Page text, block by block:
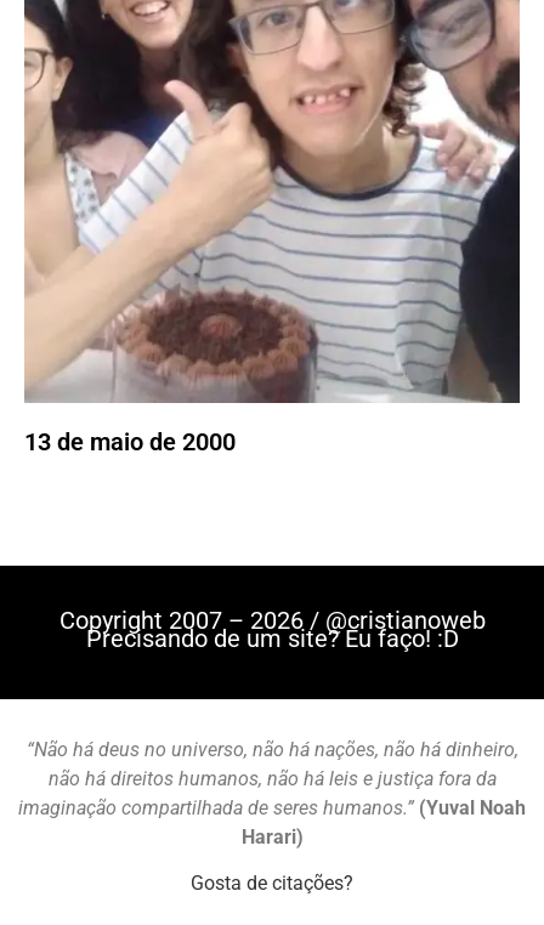
13 de maio de 2000
Copyright 2007 – 2026 / @cristianoweb
Precisando de um site? Eu faço! :D
“Não há deus no universo, não há nações, não há dinheiro,
não há direitos humanos, não há leis e justiça fora da
imaginação compartilhada de seres humanos.” (Yuval Noah
Harari)
Gosta de citações?